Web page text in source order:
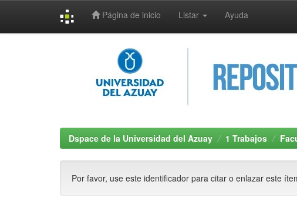
Página de inicio Listar Ayuda
Dspace de la Universidad del Azuay 1 Trabajos
Por favor, use este identificador para citar o enlazar este